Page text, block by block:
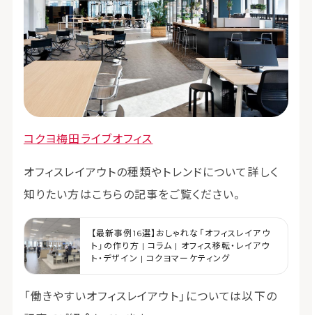
コクヨ梅田ライブオフィス
オフィスレイアウトの種類やトレンドについて詳しく
知りたい方はこちらの記事をご覧ください。
【最新事例16選】おしゃれな「オフィスレイアウ
ト」の作り方 | コラム | オフィス移転・レイアウ
ト・デザイン | コクヨマーケティング
「働きやすいオフィスレイアウト」については以下の